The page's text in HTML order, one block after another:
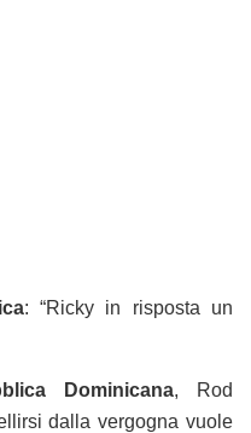
: “Ricky in risposta un
Dominicana, Rod
dalla vergogna vuole